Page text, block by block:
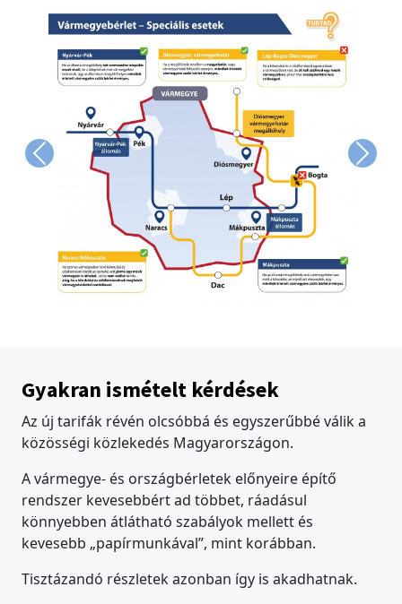
Image
Previous Next
Gyakran ismételt kérdések
Az új tarifák révén olcsóbbá és egyszerűbbé válik a
közösségi közlekedés Magyarországon.
A vármegye- és országbérletek előnyeire építő
rendszer kevesebbért ad többet, ráadásul
könnyebben átlátható szabályok mellett és
kevesebb „papírmunkával”, mint korábban.
Tisztázandó részletek azonban így is akadhatnak.